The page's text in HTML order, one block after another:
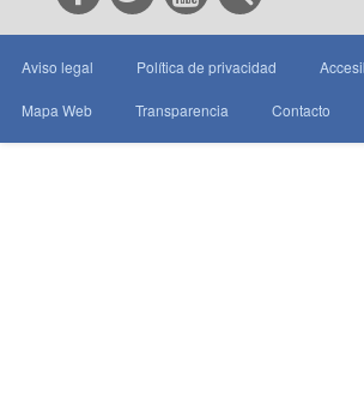
Aviso legal Política de privacidad
Mapa Web Transparencia Contacto